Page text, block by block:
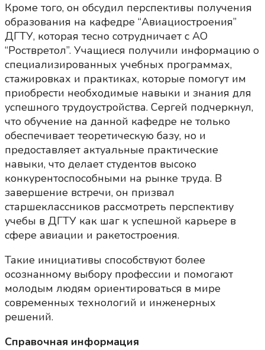
Кроме того, он обсудил перспективы получения
образования на кафедре “Авиациостроения”
ДГТУ, которая тесно сотрудничает с АО
“Роствретол”. Учащиеся получили информацию о
специализированных учебных программах,
стажировках и практиках, которые помогут им
приобрести необходимые навыки и знания для
успешного трудоустройства. Сергей подчеркнул,
что обучение на данной кафедре не только
обеспечивает теоретическую базу, но и
предоставляет актуальные практические
навыки, что делает студентов высоко
конкурентоспособными на рынке труда. В
завершение встречи, он призвал
старшеклассников рассмотреть перспективу
учебы в ДГТУ как шаг к успешной карьере в
сфере авиации и ракетостроения.
Такие инициативы способствуют более
осознанному выбору профессии и помогают
молодым людям ориентироваться в мире
современных технологий и инженерных
решений.
Справочная информация